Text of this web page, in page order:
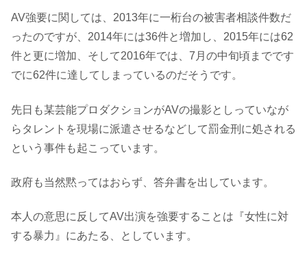
AV強要に関しては、2013年に一桁台の被害者相談件数だ
ったのですが、2014年には36件と増加し、2015年には62
件と更に増加、そして2016年では、7月の中旬頃までです
でに62件に達してしまっているのだそうです。
先日も某芸能プロダクションがAVの撮影としっていなが
らタレントを現場に派遣させるなどして罰金刑に処される
という事件も起こっています。
政府も当然黙ってはおらず、答弁書を出しています。
本人の意思に反してAV出演を強要することは『女性に対
する暴力』にあたる、としています。